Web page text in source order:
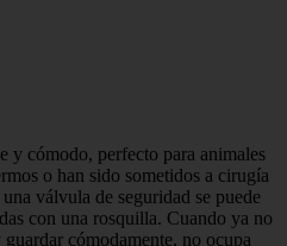
y cómodo, perfecto para animales
o han sido sometidos a cirugía
válvula de seguridad se puede
con una rosquilla. Cuando ya no
cómodamente, no ocupa